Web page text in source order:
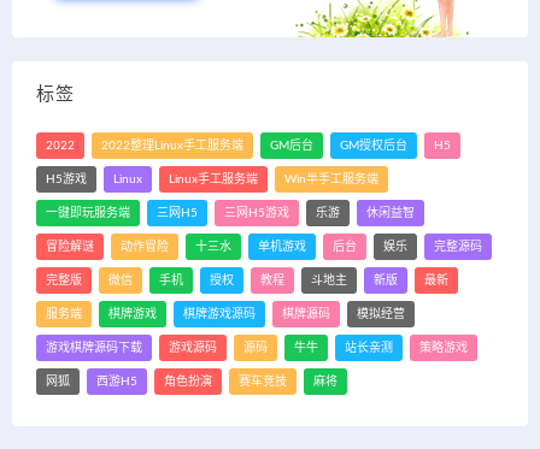
标签
2022 2022整理Linux手工服务端 GM后台 GM授权后台 H5
H5游戏 Linux Linux手工服务端 Win半手工服务端
一键即玩服务端 三网H5 三网H5游戏 乐游 休闲益智
冒险解谜 动作冒险 十三水 单机游戏 后台 娱乐 完整源码
完整版 微信 手机 授权 教程 斗地主 新版 最新
服务端 棋牌游戏 棋牌游戏源码 棋牌源码 模拟经营
游戏棋牌源码下载 游戏源码 源码 牛牛 站长亲测 策略游戏
网狐 西游H5 角色扮演 赛车竞技 麻将